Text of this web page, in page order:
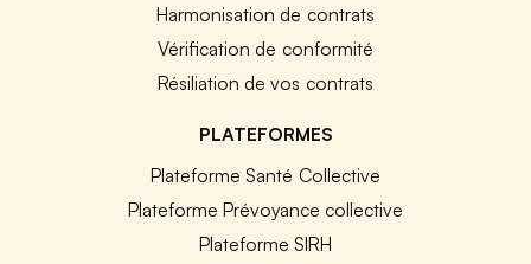
Harmonisation de contrats
Vérification de conformité
Résiliation de vos contrats
PLATEFORMES
Plateforme Santé Collective
Plateforme Prévoyance collective
Plateforme SIRH